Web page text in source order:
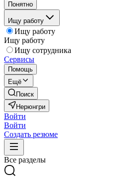
Понятно
Ищу работу
Ищу работу
Ищу работу
Ищу сотрудника
Сервисы
Помощь
Ещё
Поиск
Нерюнгри
Войти
Войти
Создать резюме
Все разделы